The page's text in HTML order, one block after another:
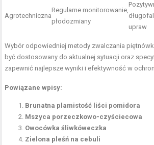
Agrotechniczna
Regularne monitorowanie,
płodozmiany
upraw
Wybór odpowiedniej metody zwalczania
być dostosowany do aktualnej sytuacji oraz
zapewnić najlepsze wyniki i efektywność w
Powiązane wpisy:
Brunatna plamistość liści pomidora
Mszyca porzeczkowo-czyściecowa
Owocówka śliwkóweczka
Zielona pleśń na cebuli